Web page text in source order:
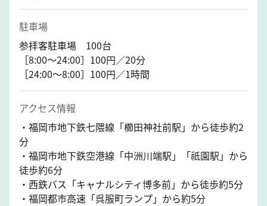
駐車場
参拝客駐車場 100台
［8:00～24:00］100円／20分
［24:00～8:00］100円／1時間
アクセス情報
・福岡市地下鉄七隈線「櫛田神社前駅」から徒歩約2
分
・福岡市地下鉄空港線「中洲川端駅」「祇園駅」から
徒歩約6分
・西鉄バス「キャナルシティ博多前」から徒歩約5分
・福岡都市高速「呉服町ランプ」から約5分